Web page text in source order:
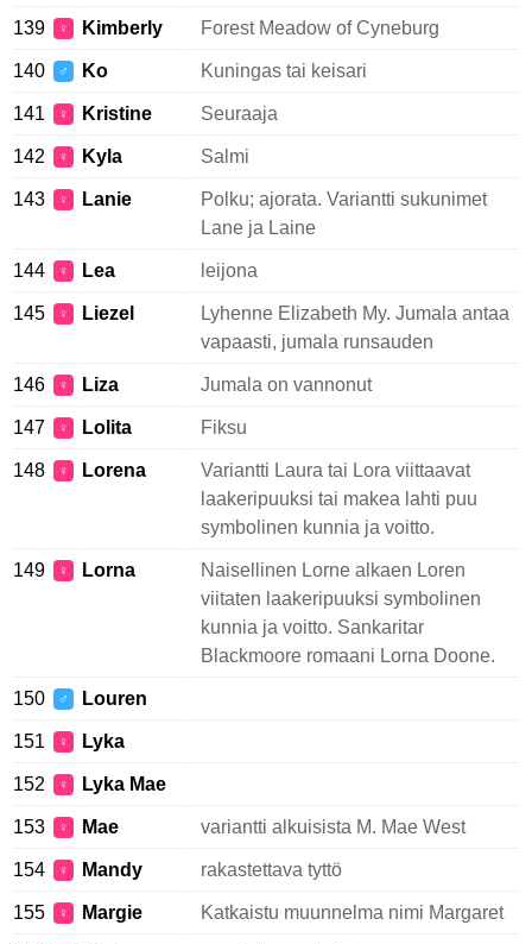
139 ♀ Kimberly Forest Meadow of Cyneburg
140 ♂ Ko Kuningas tai keisari
141 ♀ Kristine Seuraaja
142 ♀ Kyla Salmi
143 ♀ Lanie
Polku; ajorata. Variantti sukunimet
Lane ja Laine
144 ♀ Lea leijona
145 ♀ Liezel
Lyhenne Elizabeth My. Jumala antaa
vapaasti, jumala runsauden
146 ♀ Liza Jumala on vannonut
147 ♀ Lolita Fiksu
148 ♀ Lorena
Variantti Laura tai Lora viittaavat
laakeripuuksi tai makea lahti puu
symbolinen kunnia ja voitto.
149 ♀ Lorna
Naisellinen Lorne alkaen Loren
viitaten laakeripuuksi symbolinen
kunnia ja voitto. Sankaritar
Blackmoore romaani Lorna Doone.
150 ♂ Louren
151 ♀ Lyka
152 ♀ Lyka Mae
153 ♀ Mae variantti alkuisista M. Mae West
154 ♀ Mandy rakastettava tyttö
155 ♀ Margie Katkaistu muunnelma nimi Margaret